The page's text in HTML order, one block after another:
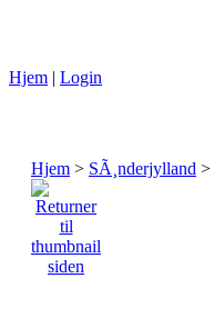
Hjem | Login
Hjem > SÃ¸nderjylland >